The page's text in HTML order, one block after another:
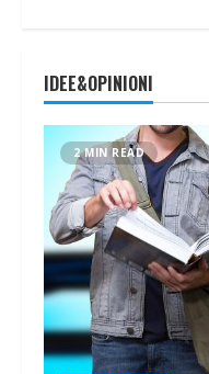
IDEE&OPINIONI
2 MIN READ